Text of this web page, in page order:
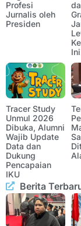
Profesi
Jurnalis oleh
Presiden
Tracer Study
Unmul 2026
Dibuka, Alumni
Wajib Update
Data dan
Dukung
Pencapaian
IKU
Berita